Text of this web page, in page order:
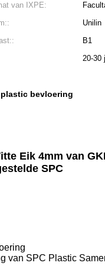
van IXPE:
Unilin
B1
20-30
bevloering
Eik 4mm van
SPC
van SPC Plastic